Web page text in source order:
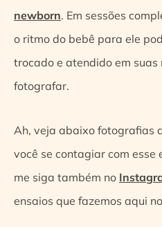
newborn. Em sessões
o ritmo do bebê para ele
trocado e atendido em suas
fotografar.
Ah, veja abaixo fotografias
você se contagiar com
me siga também no
ensaios que fazemos aqui